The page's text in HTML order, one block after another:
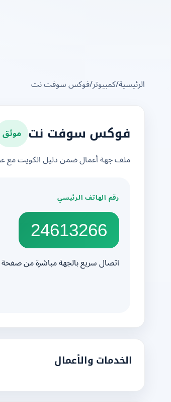
الرئيسية/كمبيوتر/فوكس سوفت نت
فوكس سوفت نت موثق
ملف جهة أعمال ضمن دليل الكويت مع
رقم الهاتف الرئيسي
24613266
اتصال سريع بالجهة مباشرة من صفحة
الخدمات والأعمال